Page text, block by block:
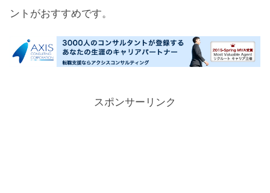
ントがおすすめです。
スポンサーリンク